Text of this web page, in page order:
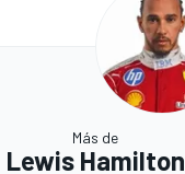
Más de
Lewis Hamilton